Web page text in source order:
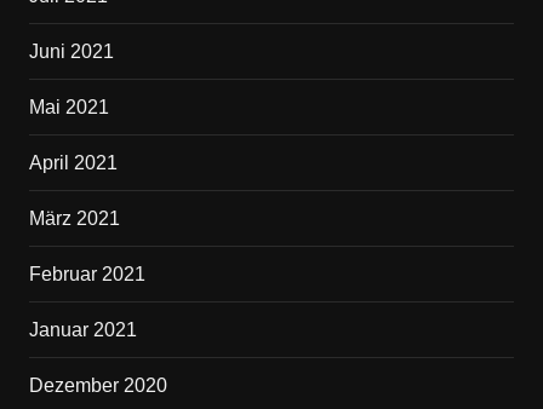
Juni 2021
Mai 2021
April 2021
März 2021
Februar 2021
Januar 2021
Dezember 2020